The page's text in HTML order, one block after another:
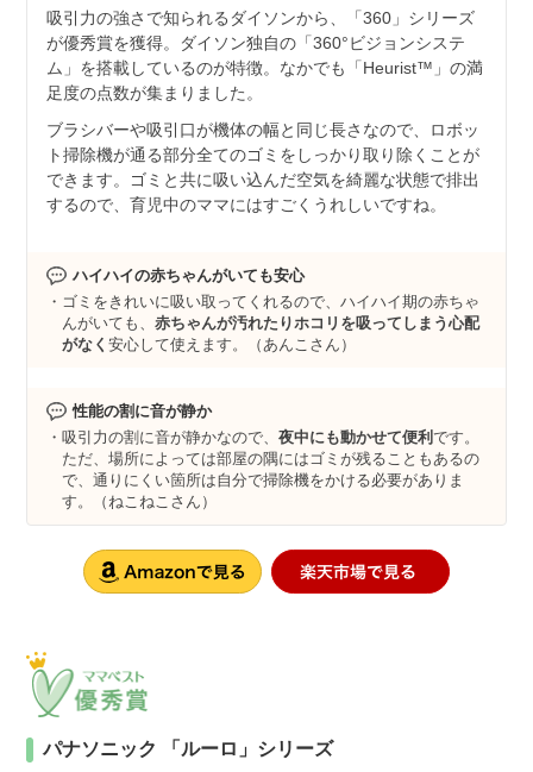
吸引力の強さで知られるダイソンから、「360」シリーズ
が優秀賞を獲得。ダイソン独自の「360°ビジョンシステ
ム」を搭載しているのが特徴。なかでも「Heurist™」の満
足度の点数が集まりました。
ブラシバーや吸引口が機体の幅と同じ長さなので、ロボッ
ト掃除機が通る部分全てのゴミをしっかり取り除くことが
できます。ゴミと共に吸い込んだ空気を綺麗な状態で排出
するので、育児中のママにはすごくうれしいですね。
ハイハイの赤ちゃんがいても安心
ゴミをきれいに吸い取ってくれるので、ハイハイ期の赤ちゃ
んがいても、赤ちゃんが汚れたりホコリを吸ってしまう心配
がなく安心して使えます。（あんこさん）
性能の割に音が静か
吸引力の割に音が静かなので、夜中にも動かせて便利です。
ただ、場所によっては部屋の隅にはゴミが残ることもあるの
で、通りにくい箇所は自分で掃除機をかける必要がありま
す。（ねこねこさん）
パナソニック 「ルーロ」シリーズ